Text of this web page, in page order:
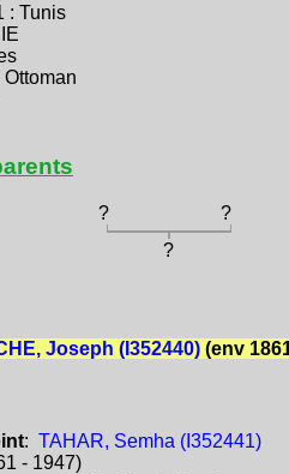
: Tunis
?
?
?
Joseph (I352440)(env
: TAHAR, Semha (I352441)
- 1947)